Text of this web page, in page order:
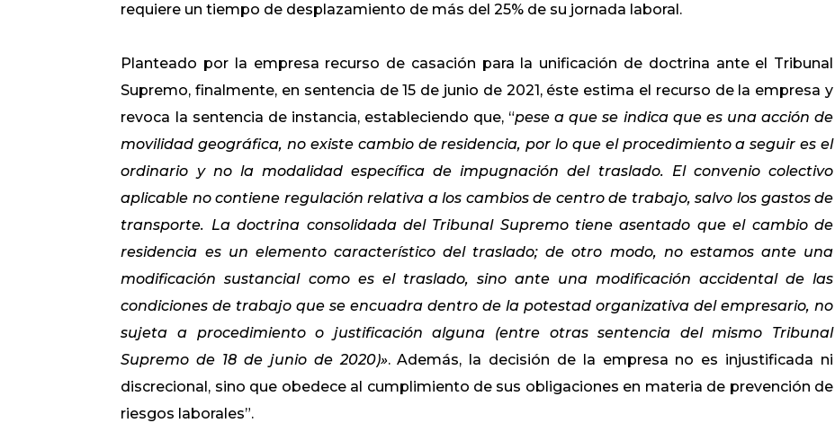
requiere un tiempo de desplazamiento de más del 25% de su jornada laboral.
Planteado por la empresa recurso de casación para la unificación de doctrina ante el Tribunal
Supremo, finalmente, en sentencia de 15 de junio de 2021, éste estima el recurso de la empresa y
revoca la sentencia de instancia, estableciendo que, “pese a que se indica que es una acción de
movilidad geográfica, no existe cambio de residencia, por lo que el procedimiento a seguir es el
ordinario y no la modalidad específica de impugnación del traslado. El convenio colectivo
aplicable no contiene regulación relativa a los cambios de centro de trabajo, salvo los gastos de
transporte. La doctrina consolidada del Tribunal Supremo tiene asentado que el cambio de
residencia es un elemento característico del traslado; de otro modo, no estamos ante una
modificación sustancial como es el traslado, sino ante una modificación accidental de las
condiciones de trabajo que se encuadra dentro de la potestad organizativa del empresario, no
sujeta a procedimiento o justificación alguna
(entre otras sentencia del mismo Tribunal
Supremo de 18 de junio de 2020)». Además, la decisión de la empresa no es injustificada ni
discrecional, sino que obedece al cumplimiento de sus obligaciones en materia de prevención de
riesgos laborales”.